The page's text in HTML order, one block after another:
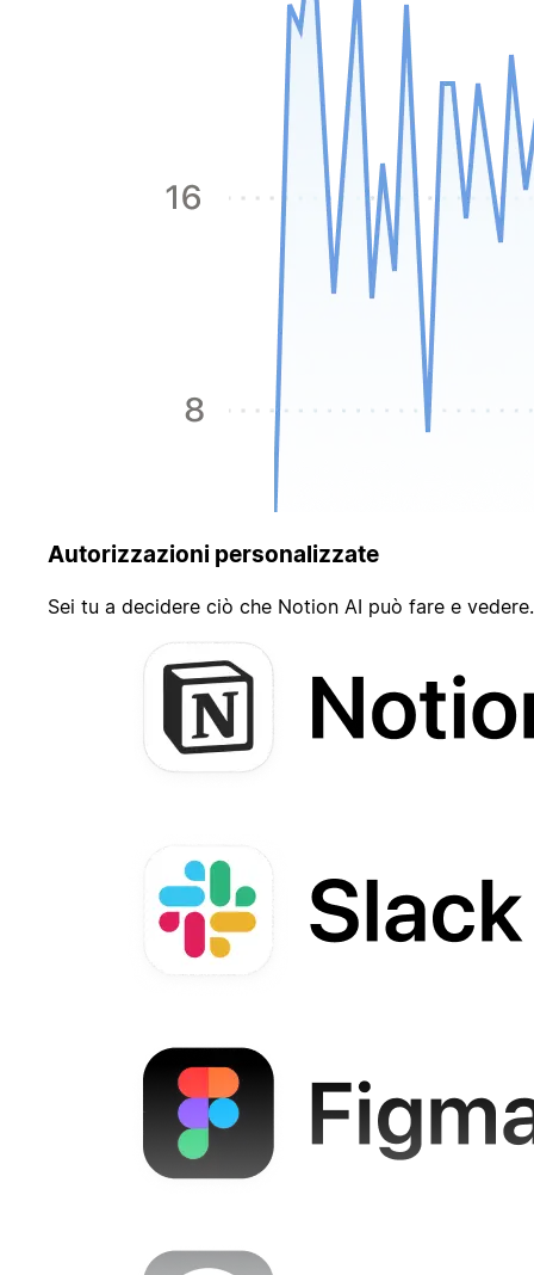
Autorizzazioni personalizzate
Sei tu a decidere ciò che Notion AI può fare e vedere.